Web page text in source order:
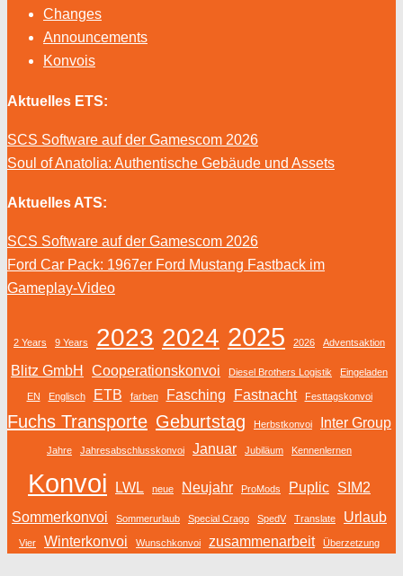
Changes
Announcements
Konvois
Aktuelles ETS:
SCS Software auf der Gamescom 2026
Soul of Anatolia: Authentische Gebäude und Assets
Aktuelles ATS:
SCS Software auf der Gamescom 2026
Ford Car Pack: 1967er Ford Mustang Fastback im
Gameplay-Video
2 Years 9 Years 2023 2024 2025 2026 Adventsaktion
Blitz GmbH Cooperationskonvoi Diesel Brothers Logistik Eingeladen
EN Englisch ETB farben Fasching Fastnacht Festtagskonvoi
Fuchs Transporte Geburtstag Herbstkonvoi Inter Group
Jahre Jahresabschlusskonvoi Januar Jubiläum Kennenlernen
Konvoi LWL neue Neujahr ProMods Puplic SIM2
Sommerkonvoi
Sommerurlaub Special Crago SpedV Translate Urlaub
Vier Winterkonvoi Wunschkonvoi zusammenarbeit Überzetzung